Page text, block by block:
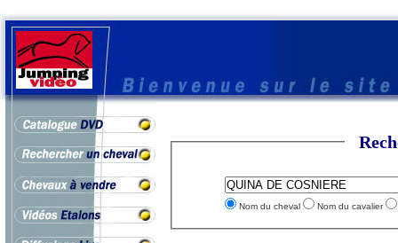
Nom du cheval Nom du cavalier